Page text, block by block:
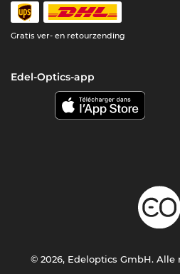
Gratis ver- en retourzending
Edel-Optics-app
© 2026, Edeloptics GmbH.